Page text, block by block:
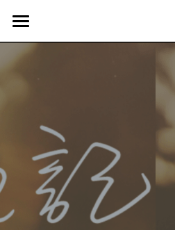
首頁
教會核心價值
使命異象
同工團隊
簡介
使命異象
Harvest 聚會信息
團契生活
台語團契
禱告會
媒體專區
生活事神的話
宣教事工